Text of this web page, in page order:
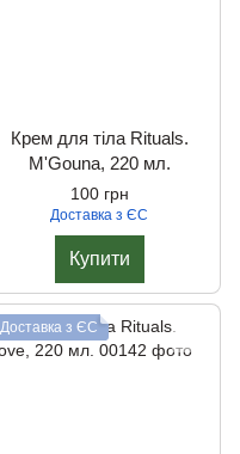
Крем для тіла Rituals.
M'Gouna, 220 мл.
100 грн
Доставка з ЄС
Купити
Доставка з ЄС